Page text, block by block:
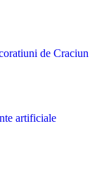
de Craciun
artificiale